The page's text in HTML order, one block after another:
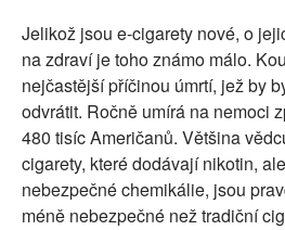
Jelikož jsou e-cigarety nové, o
na zdraví je toho známo málo.
nejčastější příčinou úmrtí, jež by
odvrátit. Ročně umírá na nemoci
480 tisíc Američanů. Většina
cigarety, které dodávají nikotin,
nebezpečné chemikálie, jsou
méně nebezpečné než tradiční